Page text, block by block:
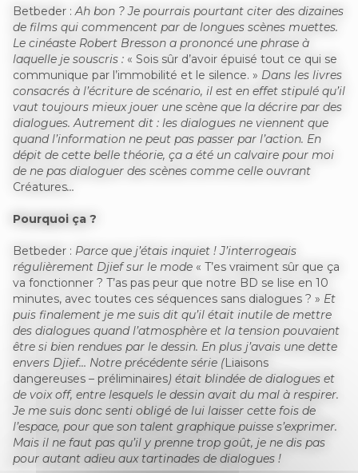
Betbeder :Ah bon ? Je pourrais pourtant citer des dizaines
de films qui commencent par de longues scènes muettes.
Le cinéaste Robert Bresson a prononcé une phrase à
laquelle je souscris : « Sois sûr d’avoir épuisé tout ce qui se
communique par l’immobilité et le silence. » Dans les livres
consacrés à l’écriture de scénario, il est en effet stipulé qu’il
vaut toujours mieux jouer une scène que la décrire par des
dialogues. Autrement dit : les dialogues ne viennent que
quand l’information ne peut pas passer par l’action. En
dépit de cette belle théorie, ça a été un calvaire pour moi
de ne pas dialoguer des scènes comme celle ouvrant
Créatures…
Pourquoi ça ?
Betbeder : Parce que j’étais inquiet ! J’interrogeais
régulièrement Djief sur le mode « T’es vraiment sûr que ça
va fonctionner ? T’as pas peur que notre BD se lise en 10
minutes, avec toutes ces séquences sans dialogues ? » Et
puis finalement je me suis dit qu’il était inutile de mettre
des dialogues quand l’atmosphère et la tension pouvaient
être si bien rendues par le dessin. En plus j’avais une dette
envers Djief… Notre précédente série (Liaisons
dangereuses – préliminaires) était blindée de dialogues et
de voix off, entre lesquels le dessin avait du mal à respirer.
Je me suis donc senti obligé de lui laisser cette fois de
l’espace, pour que son talent graphique puisse s’exprimer.
Mais il ne faut pas qu’il y prenne trop goût, je ne dis pas
pour autant adieu aux tartinades de dialogues !